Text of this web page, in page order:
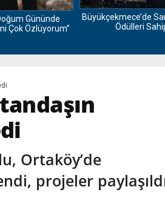
Gününde
Çok Özlüyorum”
Büyükçekmece’de
Ödülleri
Ortaköy’de
projeler